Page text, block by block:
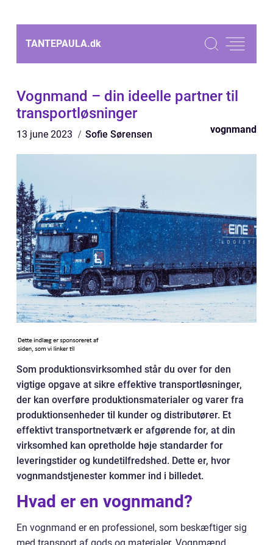
TANTEPAULA.dk
Vognmand – din ideelle partner til
transportløsninger
13 june 2023 Sofie Sørensen vognmand
Som produktionsvirksomhed står du over for den
vigtige opgave at sikre effektive transportløsninger,
der kan overføre produktionsmaterialer og varer fra
produktionsenheder til kunder og distributører. Et
effektivt transportnetværk er afgørende for, at din
virksomhed kan opretholde høje standarder for
leveringstider og kundetilfredshed. Dette er, hvor
vognmandstjenester kommer ind i billedet.
Hvad er en vognmand?
En vognmand er en professionel, som beskæftiger sig